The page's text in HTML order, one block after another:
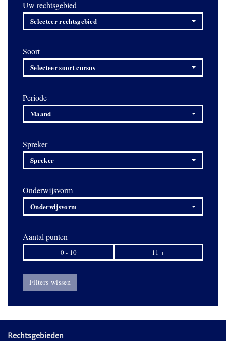
Uw rechtsgebied
Selecteer rechtsgebied
Soort
Selecteer soort cursus
Periode
Maand
Spreker
Spreker
Onderwijsvorm
Onderwijsvorm
Aantal punten
0 - 10 11 +
Filters wissen
Rechtsgebieden